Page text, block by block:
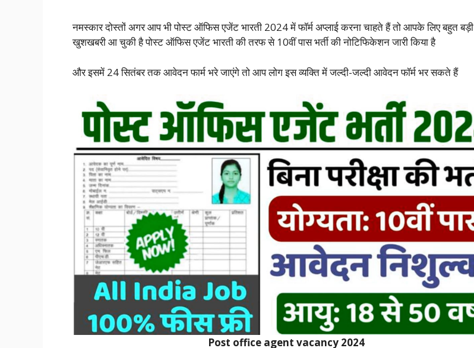
नमस्कार दोस्तों अगर आप भी पोस्ट ऑफिस एजेंट भारती 2024 में फॉर्म अप्लाई करना चाहते हैं तो आपके लिए बहुत बड़ी
खुशखबरी आ चुकी है पोस्ट ऑफिस एजेंट भारती की तरफ से 10वीं पास भर्ती की नोटिफिकेशन जारी किया है
और इसमें 24 सितंबर तक आवेदन फार्म भरे जाएंगे तो आप लोग इस व्यक्ति में जल्दी-जल्दी आवेदन फॉर्म भर सकते हैं
Post office agent vacancy 2024